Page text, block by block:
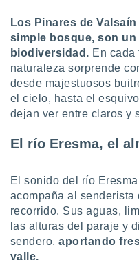
de
un
o acceder
perfiles
crear un
uso de
Los Pinares de
simple bosque, son
biodiversidad. En cada
naturaleza sorprende
desde majestuosos
el cielo, hasta el
dejan ver entre claros y
El río Eresma, el
El sonido del río
acompaña al senderista
recorrido. Sus aguas,
las alturas del paraje y
sendero,aportando
valle.